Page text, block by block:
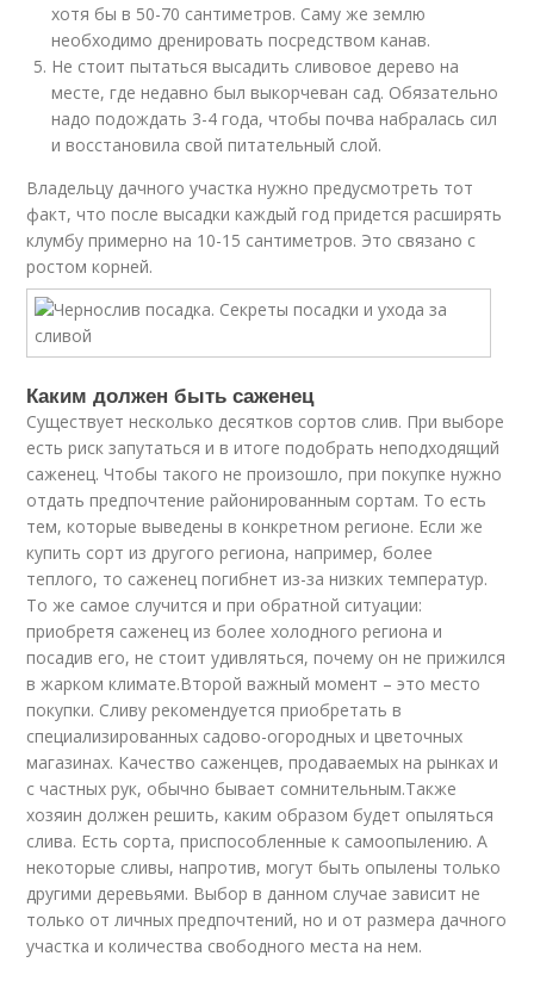
хотя бы в 50-70 сантиметров. Саму же землю
необходимо дренировать посредством канав.
Не стоит пытаться высадить сливовое дерево на
месте, где недавно был выкорчеван сад. Обязательно
надо подождать 3-4 года, чтобы почва набралась сил
и восстановила свой питательный слой.
Владельцу дачного участка нужно предусмотреть тот
факт, что после высадки каждый год придется расширять
клумбу примерно на 10-15 сантиметров. Это связано с
ростом корней.
Каким должен быть саженец
Существует несколько десятков сортов слив. При выборе
есть риск запутаться и в итоге подобрать неподходящий
саженец. Чтобы такого не произошло, при покупке нужно
отдать предпочтение районированным сортам. То есть
тем, которые выведены в конкретном регионе. Если же
купить сорт из другого региона, например, более
теплого, то саженец погибнет из-за низких температур.
То же самое случится и при обратной ситуации:
приобретя саженец из более холодного региона и
посадив его, не стоит удивляться, почему он не прижился
в жарком климате.Второй важный момент – это место
покупки. Сливу рекомендуется приобретать в
специализированных садово-огородных и цветочных
магазинах. Качество саженцев, продаваемых на рынках и
с частных рук, обычно бывает сомнительным.Также
хозяин должен решить, каким образом будет опыляться
слива. Есть сорта, приспособленные к самоопылению. А
некоторые сливы, напротив, могут быть опылены только
другими деревьями. Выбор в данном случае зависит не
только от личных предпочтений, но и от размера дачного
участка и количества свободного места на нем.